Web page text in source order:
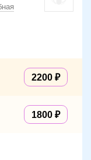
2200
1800